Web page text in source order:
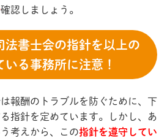
確認しましょう。
法書士会の指針を以上の
る事務所に注意！
報酬のトラブルを防ぐために、下
指針を定めています。しかし、あ
考えから、この指針を遵守してい